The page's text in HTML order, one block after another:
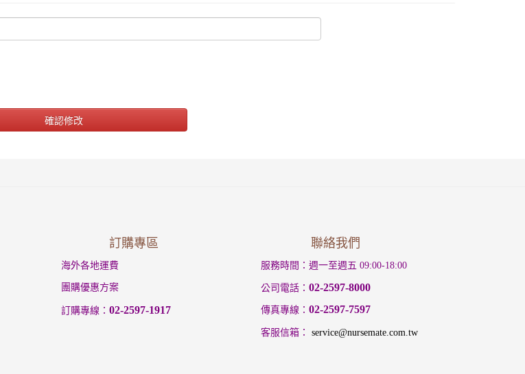
訂購專區 聯絡我們
海外各地運費 服務時間：週一至週五 09:00-18:00
團購優惠方案 公司電話： 02-2597-8000
訂購專線： 02-2597-1917 傳真專線： 02-2597-7597
客服信箱 ： service@nursemate.com.tw